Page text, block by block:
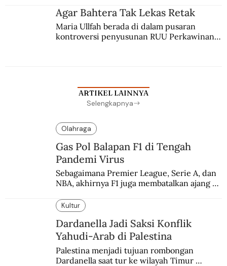
Agar Bahtera Tak Lekas Retak
Maria Ullfah berada di dalam pusaran
kontroversi penyusunan RUU Perkawinan.
ARTIKEL LAINNYA
Selengkapnya
Olahraga
Gas Pol Balapan F1 di Tengah
Pandemi Virus
Sebagaimana Premier League, Serie A, dan
NBA, akhirnya F1 juga membatalkan ajang
enam dekade lampau.
Kultur
Dardanella Jadi Saksi Konflik
Yahudi-Arab di Palestina
Palestina menjadi tujuan rombongan
Dardanella saat tur ke wilayah Timur